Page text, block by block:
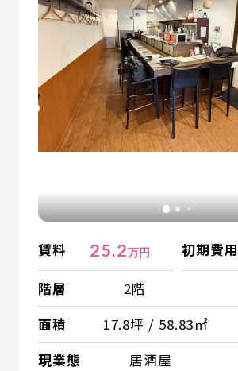
賃料 25.2万円 初期費用
階層
2階
面積
17.8坪 / 58.83㎡
現業態
居酒屋